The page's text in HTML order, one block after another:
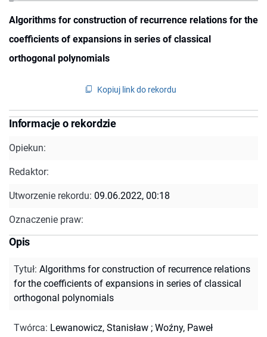
Algorithms for construction of recurrence relations for the
coefficients of expansions in series of classical
orthogonal polynomials
Kopiuj link do rekordu
Informacje o rekordzie
Opiekun:
Redaktor:
Utworzenie rekordu: 09.06.2022, 00:18
Oznaczenie praw:
Opis
Tytuł: Algorithms for construction of recurrence relations
for the coefficients of expansions in series of classical
orthogonal polynomials
Twórca: Lewanowicz, Stanisław ; Woźny, Paweł